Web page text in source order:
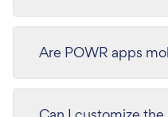
Are POWR apps